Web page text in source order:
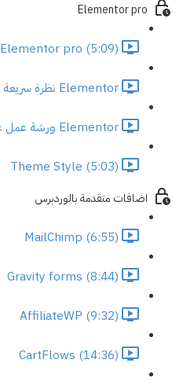
Elementor pro
Elementor pro (5:09)
Elementor نظرة سريعة على (9:40)
Elementor ورشة عمل على (10:25)
Theme Style (5:03)
اضافات متقدمة بالوردبرس
MailChimp (6:55)
Gravity forms (8:44)
AffiliateWP (9:32)
CartFlows (14:36)